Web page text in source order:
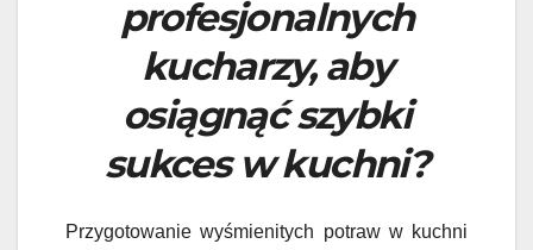
profesjonalnych
kucharzy, aby
osiągnąć szybki
sukces w kuchni?
Przygotowanie wyśmienitych potraw w kuchni